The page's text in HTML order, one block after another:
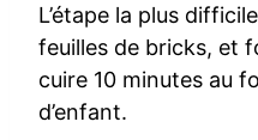
L’étape la plus
feuilles de bricks, et
cuire 10 minutes au
d’enfant.